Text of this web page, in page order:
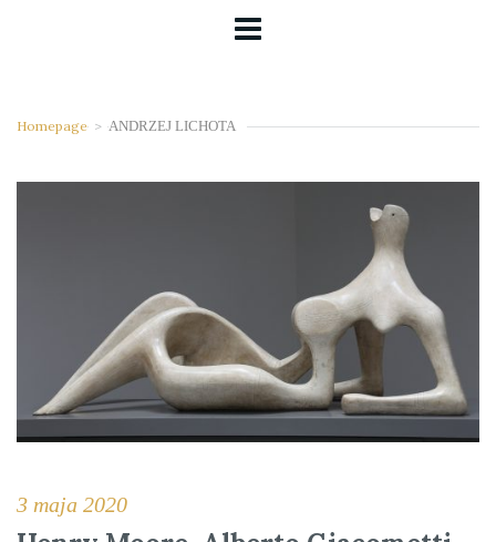
Homepage > ANDRZEJ LICHOTA
3 maja 2020